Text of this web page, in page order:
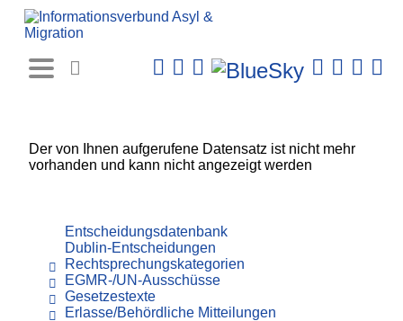
Der von Ihnen aufgerufene Datensatz ist nicht mehr
vorhanden und kann nicht angezeigt werden
Entscheidungsdatenbank
Dublin-Entscheidungen
Rechtsprechungskategorien
EGMR-/UN-Ausschüsse
Gesetzestexte
Erlasse/Behördliche Mitteilungen